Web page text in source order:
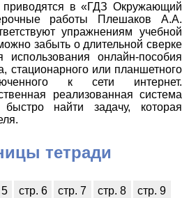
приводятся в «ГДЗ Окружающий
работы Плешаков А.А.
упражнениям учебной
забыть о длительной сверке
использования онлайн-пособия
стационарного или планшетного
к сети интернет.
реализованная система
быстро найти задачу, которая
тетради
стр. 6 стр. 7 стр. 8
стр. 9